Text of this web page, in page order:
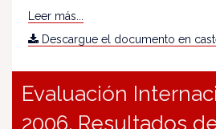
Leer más...
Descargue el documento en
Evaluación
2006. Resultados